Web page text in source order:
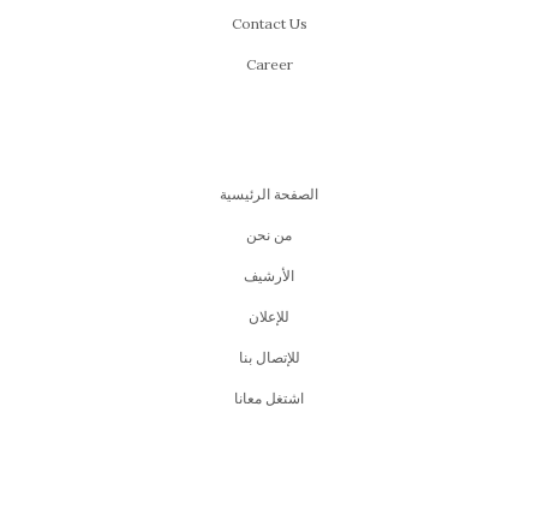
Contact Us
Career
الصفحة الرئيسية
من نحن
اﻷرشيف
للإعلان
للإتصال بنا
اشتغل معانا